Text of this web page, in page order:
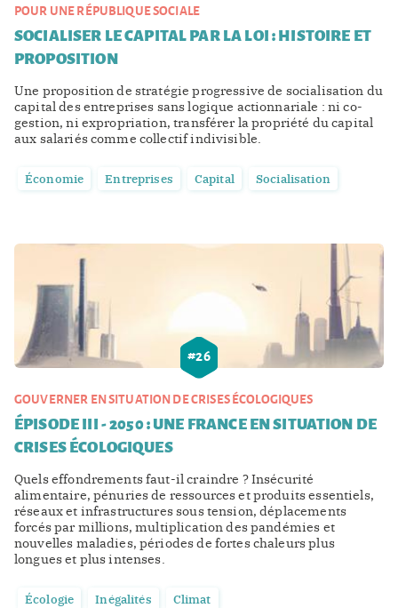
POUR UNE RÉPUBLIQUE SOCIALE
SOCIALISER LE CAPITAL PAR LA LOI : HISTOIRE ET
PROPOSITION
Une proposition de stratégie progressive de socialisation du
capital des entreprises sans logique actionnariale : ni co-
gestion, ni expropriation, transférer la propriété du capital
aux salariés comme collectif indivisible.
Économie Entreprises Capital Socialisation
#26
GOUVERNER EN SITUATION DE CRISES ÉCOLOGIQUES
ÉPISODE III - 2050 : UNE FRANCE EN SITUATION DE
CRISES ÉCOLOGIQUES
Quels effondrements faut-il craindre ? Insécurité
alimentaire, pénuries de ressources et produits essentiels,
réseaux et infrastructures sous tension, déplacements
forcés par millions, multiplication des pandémies et
nouvelles maladies, périodes de fortes chaleurs plus
longues et plus intenses.
Écologie Inégalités Climat